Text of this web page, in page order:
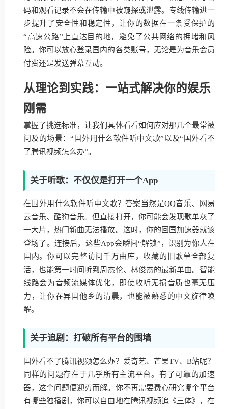
码和观看记录不会在传输中被窥探或泄露。专线传输进一
步提升了安全性和稳定性，让你的数据在一条受保护的
“高速公路”上直达目的地，避免了公共网络的拥堵和风
险。你可以放心登录国内的各类账号，无论是为音乐会员
付费还是发送弹幕互动。
从理论到实践：一站式解决你的娱乐
刚需
掌握了挑选标准，让我们具体看看如何应对那几个最常被
问及的场景：“国外用什么软件听中文歌”以及“国外看不
了腾讯视频怎么办”。
关于听歌：不仅仅是打开一个App
在国外用什么软件听中文歌？答案当然是QQ音乐、网易
云音乐、酷狗音乐。但直接打开，你可能会发现歌单灰了
一大片，热门新曲无法播放。这时，你的回国加速器就该
登场了。连接后，这些App会瞬间“解锁”，识别为你人在
国内。你可以完整访问千万曲库，收藏的旧歌单全部复
活，也能第一时间听到周杰伦、林俊杰的最新单曲。智能
线路会为音频流媒体优化，即使收听无损音质也毫无压
力，让你在异国他乡的清晨，也能被熟悉的中文旋律唤
醒。
关于追剧：打破所有平台的围墙
国外看不了腾讯视频怎么办？爱奇艺、芒果TV、B站呢？
同样的问题存在于几乎所有主流平台。有了可靠的加速
器，这个问题便迎刃而解。你不再需要费心研究哪个平台
有哪些独播剧，你可以自由地在腾讯视频追《三体》，在